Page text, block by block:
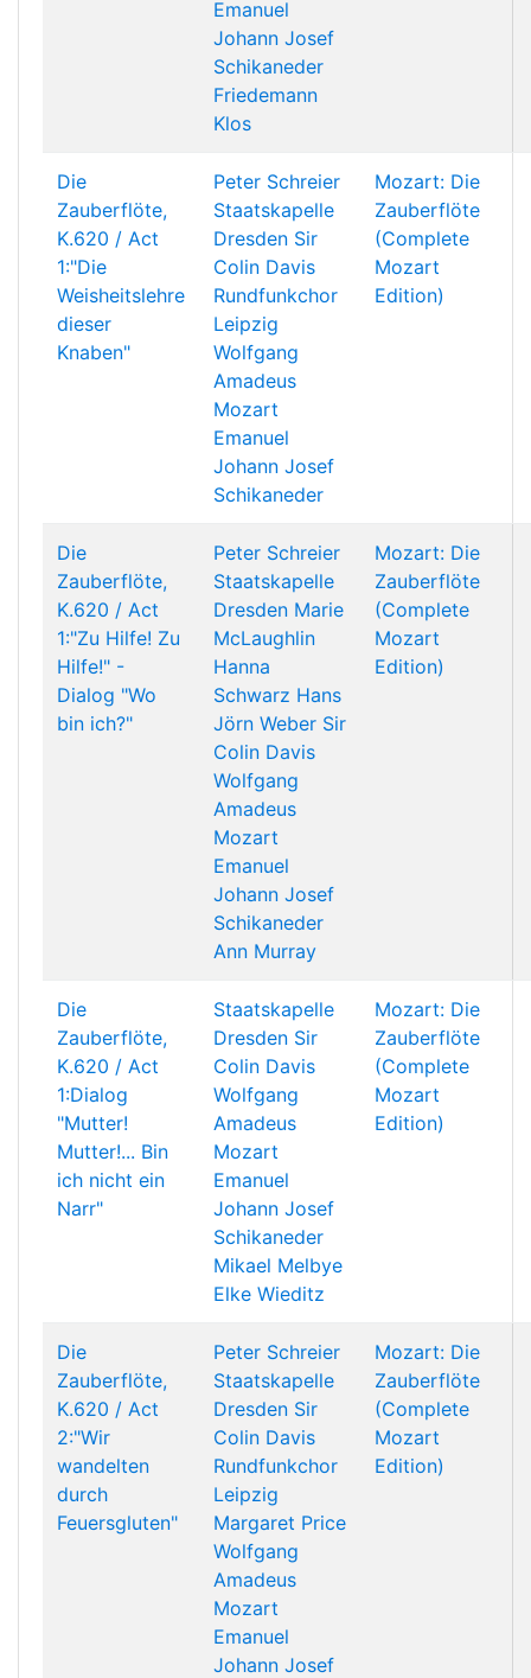
Emanuel
Johann Josef
Schikaneder
Friedemann
Klos
Die
Zauberflöte,
K.620 / Act
1:"Die
Weisheitslehre
dieser
Knaben"
Peter Schreier
Staatskapelle
Dresden Sir
Colin Davis
Rundfunkchor
Leipzig
Wolfgang
Amadeus
Mozart
Emanuel
Johann Josef
Schikaneder
Mozart: Die
Zauberflöte
(Complete
Mozart
Edition)
Die
Zauberflöte,
K.620 / Act
1:"Zu Hilfe! Zu
Hilfe!" -
Dialog "Wo
bin ich?"
Peter Schreier
Staatskapelle
Dresden Marie
McLaughlin
Hanna
Schwarz Hans
Jörn Weber Sir
Colin Davis
Wolfgang
Amadeus
Mozart
Emanuel
Johann Josef
Schikaneder
Ann Murray
Mozart: Die
Zauberflöte
(Complete
Mozart
Edition)
Die
Zauberflöte,
K.620 / Act
1:Dialog
"Mutter!
Mutter!... Bin
ich nicht ein
Narr"
Staatskapelle
Dresden Sir
Colin Davis
Wolfgang
Amadeus
Mozart
Emanuel
Johann Josef
Schikaneder
Mikael Melbye
Elke Wieditz
Mozart: Die
Zauberflöte
(Complete
Mozart
Edition)
Die
Zauberflöte,
K.620 / Act
2:"Wir
wandelten
durch
Feuersgluten"
Peter Schreier
Staatskapelle
Dresden Sir
Colin Davis
Rundfunkchor
Leipzig
Margaret Price
Wolfgang
Amadeus
Mozart
Emanuel
Johann Josef
Mozart: Die
Zauberflöte
(Complete
Mozart
Edition)